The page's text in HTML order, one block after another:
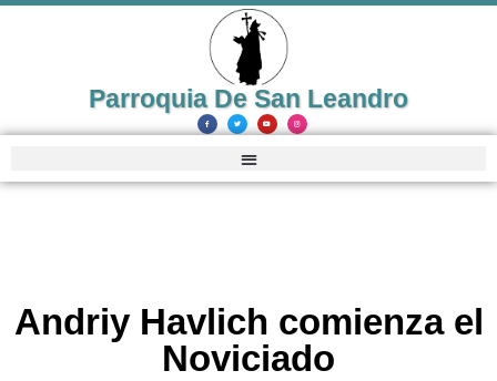
Parroquia De San Leandro
Andriy Havlich comienza el
Noviciado